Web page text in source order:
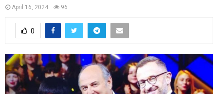
M
A
R
Y
April 16, 2024 96
0